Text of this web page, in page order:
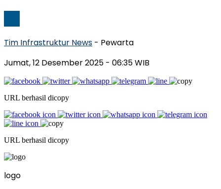
Tim Infrastruktur News - Pewarta
Jumat, 12 Desember 2025 - 06:35 WIB
URL berhasil dicopy
URL berhasil dicopy
logo